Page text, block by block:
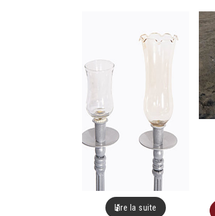
Lire la suite